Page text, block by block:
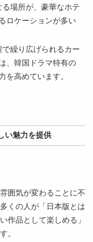
る場所が、豪華なホテ
ロケーションが多い
で繰り広げられるカー
、韓国ドラマ特有の
を高めています。
い魅力を提供
囲気が変わることに不
くの人が「日本版とは
作品として楽しめる」
。